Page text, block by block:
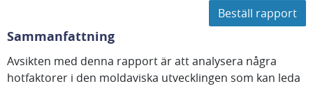
Beställ rapport
Sammanfattning
Avsikten med denna rapport är att analysera några
hotfaktorer i den moldaviska utvecklingen som kan leda